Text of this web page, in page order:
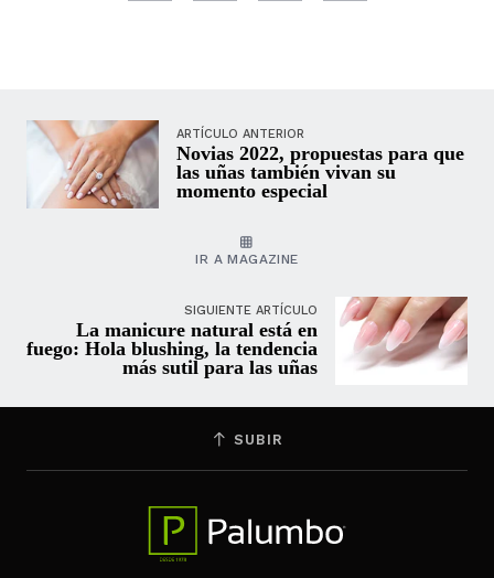
ARTÍCULO ANTERIOR
Novias 2022, propuestas para que
las uñas también vivan su
momento especial
IR A MAGAZINE
SIGUIENTE ARTÍCULO
La manicure natural está en
fuego: Hola blushing, la tendencia
más sutil para las uñas
SUBIR